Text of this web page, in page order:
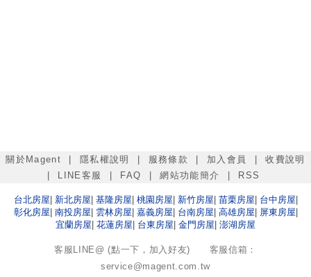
關於Magent 隱私權說明 服務條款 加入會員
收費說明
LINE客服 FAQ 網站功能簡介 RSS
台北房屋 新北房屋 基隆房屋 桃園 房屋 新竹房屋 苗栗房屋 台中房屋
彰化房屋 南投房屋 雲林房屋 嘉義房屋 台南房屋 高雄房屋 屏東房屋
宜蘭房屋 花蓮房屋 台東房屋 金門 房屋 澎湖房屋
客服LINE@ (點一下，加入好友) 客服信箱：
service@magent.com.tw